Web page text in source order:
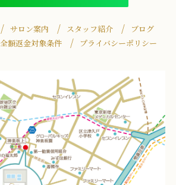
サロン案内 スタッフ紹介
ブログ
全額返金対象条件 プライバシーポリシー